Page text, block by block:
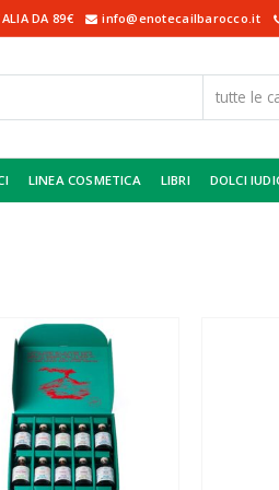
DA 89€ info@enotecailbarocco.it
LINEA COSMETICA LIBRI DOLCI